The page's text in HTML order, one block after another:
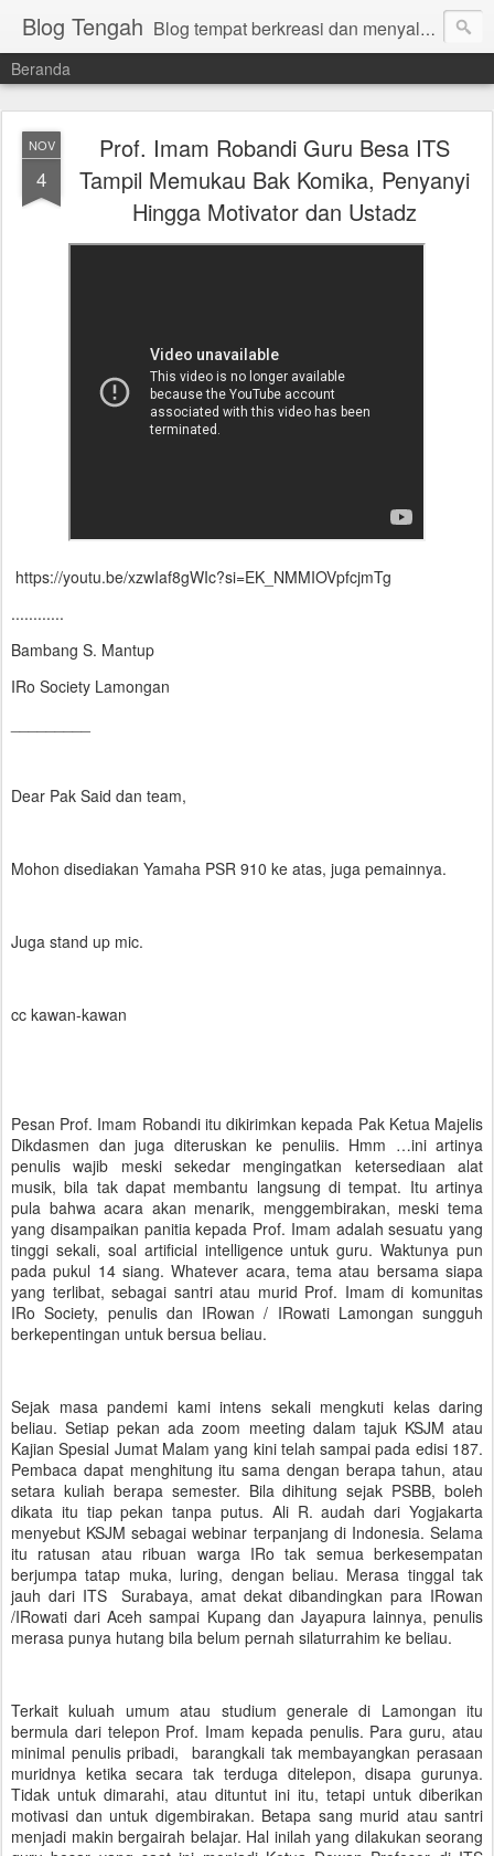
Blog Tengah Blog tempat berkreasi dan menyalurkan gagasan yang manfaat. Bambang Sugiharto.
Beranda
NOV
4
Prof. Imam Robandi Guru Besa ITS
Tampil Memukau Bak Komika, Penyanyi
Hingga Motivator dan Ustadz
https://youtu.be/xzwIaf8gWIc?si=EK_NMMIOVpfcjmTg
............
Bambang S. Mantup
IRo Society Lamongan
Dear Pak Said dan team,
Mohon disediakan Yamaha PSR 910 ke atas, juga pemainnya.
Juga stand up mic.
cc kawan-kawan
Pesan Prof. Imam Robandi itu dikirimkan kepada Pak Ketua Majelis
Dikdasmen dan juga diteruskan ke penuliis. Hmm …ini artinya
penulis wajib meski sekedar mengingatkan ketersediaan alat
musik, bila tak dapat membantu langsung di tempat. Itu artinya
pula bahwa acara akan menarik, menggembirakan, meski tema
yang disampaikan panitia kepada Prof. Imam adalah sesuatu yang
tinggi sekali, soal artificial intelligence untuk guru. Waktunya pun
pada pukul 14 siang. Whatever acara, tema atau bersama siapa
yang terlibat, sebagai santri atau murid Prof. Imam di komunitas
IRo Society, penulis dan IRowan / IRowati Lamongan sungguh
berkepentingan untuk bersua beliau.
Sejak masa pandemi kami intens sekali mengkuti kelas daring
beliau. Setiap pekan ada zoom meeting dalam tajuk KSJM atau
Kajian Spesial Jumat Malam yang kini telah sampai pada edisi 187.
Pembaca dapat menghitung itu sama dengan berapa tahun, atau
setara kuliah berapa semester. Bila dihitung sejak PSBB, boleh
dikata itu tiap pekan tanpa putus. Ali R. audah dari Yogjakarta
menyebut KSJM sebagai webinar terpanjang di Indonesia. Selama
itu ratusan atau ribuan warga IRo tak semua berkesempatan
berjumpa tatap muka, luring, dengan beliau. Merasa tinggal tak
jauh dari ITS Surabaya, amat dekat dibandingkan para IRowan
/IRowati dari Aceh sampai Kupang dan Jayapura lainnya, penulis
merasa punya hutang bila belum pernah silaturrahim ke beliau.
Terkait kuluah umum atau studium generale di Lamongan itu
bermula dari telepon Prof. Imam kepada penulis. Para guru, atau
minimal penulis pribadi, barangkali tak membayangkan perasaan
muridnya ketika secara tak terduga ditelepon, disapa gurunya.
Tidak untuk dimarahi, atau dituntut ini itu, tetapi untuk diberikan
motivasi dan untuk digembirakan. Betapa sang murid atau santri
menjadi makin bergairah belajar. Hal inilah yang dilakukan seorang